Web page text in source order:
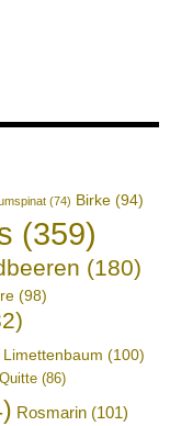
(74) Birke (94)
(359)
(180)
(98)
Limettenbaum (100)
Quitte (86)
Rosmarin (101)